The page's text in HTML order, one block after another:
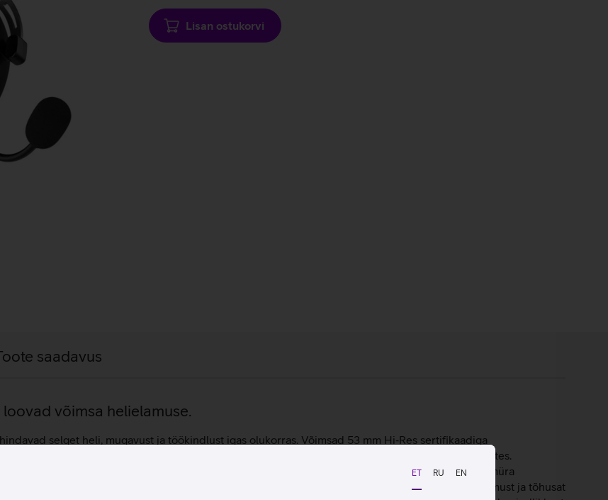
ET RU EN
Lisan ostukorvi
saadavus
võimsa helielamuse.
selget heli, mugavust ja töökindlust igas olukorras. Võimsad 53 mm Hi‑Res sertifikaadiga
pakuvad selget ja detailset helipilti nii mängudes, filmides kui ka muusikat kuulates.
aitab paremini tajuda vastaste liikumist ja mängu keskkonda. Eemaldatav mikrofon ümbritseva müra
ka telefonikõnesid tehes. Pehmed mäluvahgua kõrvapadjad pakuvad meeldivat kandmiskogemust ja tõhusat